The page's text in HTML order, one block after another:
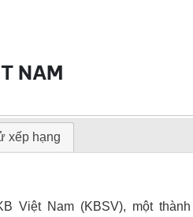
NAM
xếp hạng
Việt Nam (KBSV), một